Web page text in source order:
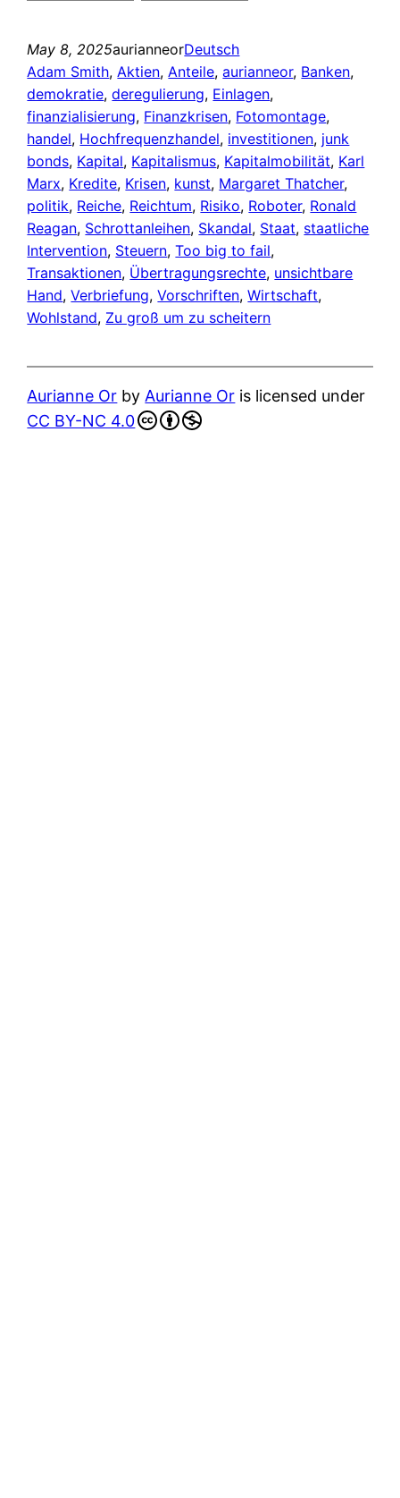
transactions
May 8, 2025aurianneorDeutsch
Adam Smith, Aktien, Anteile, aurianneor, Banken
demokratie, deregulierung, Einlagen
finanzialisierung, Finanzkrisen, Fotomontage
handel, Hochfrequenzhandel, investitionen, junk
bonds, Kapital, Kapitalismus, Kapitalmobilität, Karl
Marx, Kredite, Krisen, kunst, Margaret Thatcher
politik, Reiche, Reichtum, Risiko, Roboter, Ronald
Reagan, Schrottanleihen, Skandal, Staat, staatliche
Intervention, Steuern, Too big to fail
Transaktionen, Übertragungsrechte, unsichtbare
Hand, Verbriefung, Vorschriften, Wirtschaft
Wohlstand, Zu groß um zu scheitern
Aurianne Or by Aurianne Or is licensed under
CC BY-NC 4.0